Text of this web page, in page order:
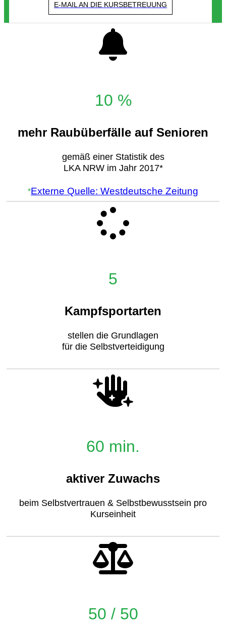
E-MAIL AN DIE KURSBETREUUNG
10 %
mehr Raubüberfälle auf Senioren
gemäß einer Statistik des
LKA NRW im Jahr 2017*
*Externe Quelle: Westdeutsche Zeitung
5
Kampfsportarten
stellen die Grundlagen
für die Selbstverteidigung
60 min.
aktiver Zuwachs
beim Selbstvertrauen & Selbstbewusstsein pro
Kurseinheit
50 / 50